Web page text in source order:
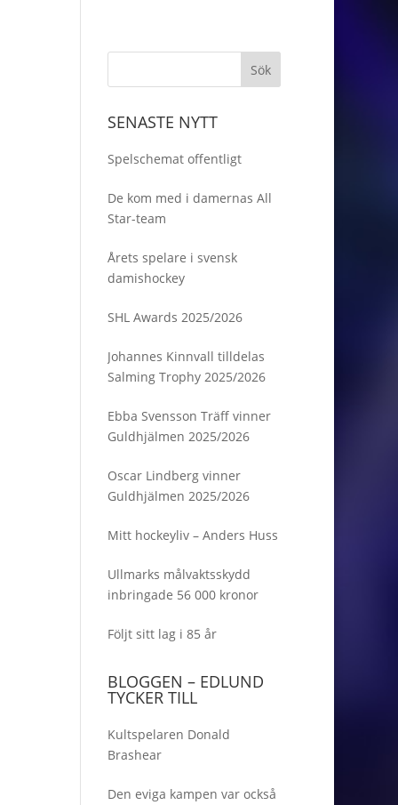
SENASTE NYTT
Spelschemat offentligt
De kom med i damernas All
Star-team
Årets spelare i svensk
damishockey
SHL Awards 2025/2026
Johannes Kinnvall tilldelas
Salming Trophy 2025/2026
Ebba Svensson Träff vinner
Guldhjälmen 2025/2026
Oscar Lindberg vinner
Guldhjälmen 2025/2026
Mitt hockeyliv – Anders Huss
Ullmarks målvaktsskydd
inbringade 56 000 kronor
Följt sitt lag i 85 år
BLOGGEN – EDLUND
TYCKER TILL
Kultspelaren Donald
Brashear
Den eviga kampen var också